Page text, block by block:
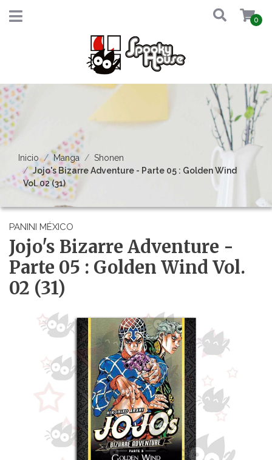
0
Inicio Manga
Shonen
Jojo's Bizarre Adventure - Parte 05 : Golden Wind
Vol. 02 (31)
PANINI MÉXICO
Jojo's Bizarre Adventure -
Parte 05 : Golden Wind Vol.
02 (31)